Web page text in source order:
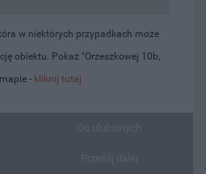
w niektórych przypadkach może
obiektu. Pokaż "Orzeszkowej 10b,
- kliknij tutaj